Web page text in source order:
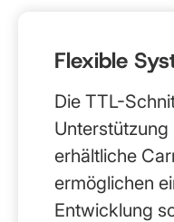
Flexible
Die TTL-
Unterstützung
erhältliche
ermöglichen
Entwicklung